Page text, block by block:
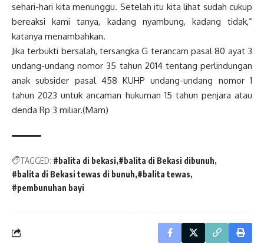
sehari-hari kita menunggu. Setelah itu kita lihat sudah cukup
bereaksi kami tanya, kadang nyambung, kadang tidak,”
katanya menambahkan.
Jika terbukti bersalah, tersangka G terancam pasal 80 ayat 3
undang-undang nomor 35 tahun 2014 tentang perlindungan
anak subsider pasal 458 KUHP undang-undang nomor 1
tahun 2023 untuk ancaman hukuman 15 tahun penjara atau
denda Rp 3 miliar.(Mam)
TAGGED: #balita di bekasi #balita di Bekasi dibunuh
#balita di Bekasi tewas di bunuh #balita tewas
#pembunuhan bayi